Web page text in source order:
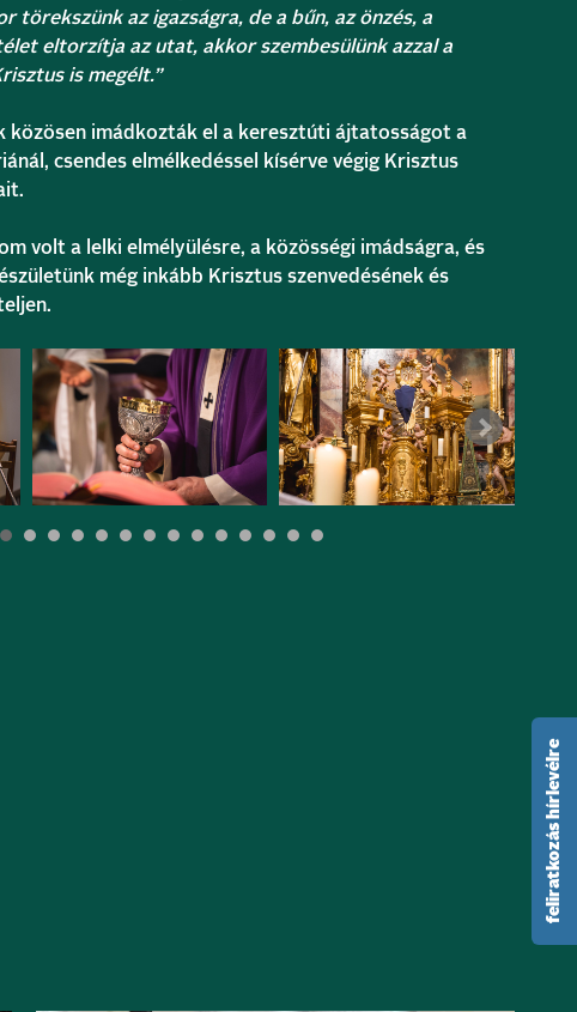
törekszünk az igazságra, de a bűn, az önzés, a
eltorzítja az utat, akkor szembesülünk azzal a
is megélt.”
közösen imádkozták el a keresztúti ájtatosságot a
csendes elmélkedéssel kísérve végig Krisztus
volt a lelki elmélyülésre, a közösségi imádságra, és
még inkább Krisztus szenvedésének és
feliratkozás hírlevélre